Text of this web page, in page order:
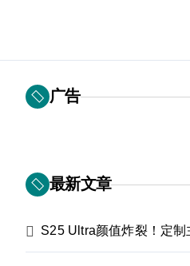
广告
最新文章
S25 Ultra颜值炸裂！定制